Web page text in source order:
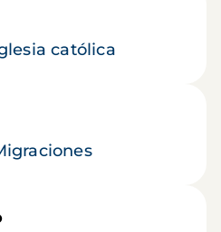
católica